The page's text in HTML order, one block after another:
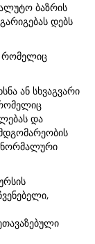
ბაზრის
დებს
რომელიც
ან სხვაგვარი
და
ნორმალური